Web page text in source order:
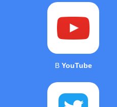
В YouTube